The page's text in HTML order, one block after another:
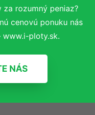
rozumný peniaz?
cenovú ponuku nás
www.i-ploty.sk.
NÁS